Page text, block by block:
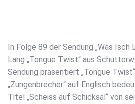
In Folge 89 der Sendung „Was
Lang „Tongue Twist“ aus
Sendung präsentiert „Tongue
„Zungenbrecher“ auf Englisch
Titel „Scheiss auf Schicksal“ von